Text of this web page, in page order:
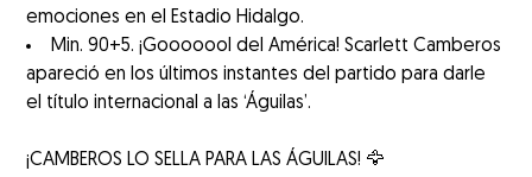
emociones en el Estadio Hidalgo.
Min. 90+5. ¡Gooooool del América! Scarlett Camberos
apareció en los últimos instantes del partido para darle
el título internacional a las ‘Águilas’.
¡CAMBEROS LO SELLA PARA LAS ÁGUILAS! 🦅